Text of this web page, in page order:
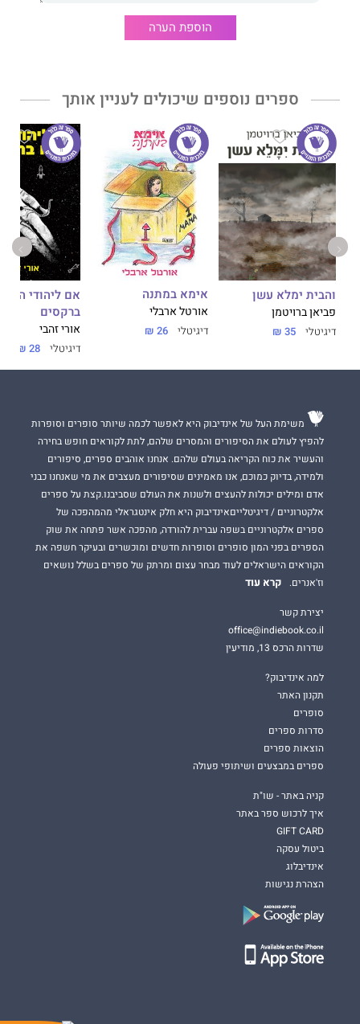
הוספת הערה
ספרים נוספים שיכולים לעניין אותך
והבית ימלא עשן
פביאן ברויטמן
דיגיטלי 35 ₪
אימא במתנה
אורטל ארבלי
דיגיטלי 26 ₪
אם ליהודי
ברקסים
אורי זהבי
דיגיטלי 28 ₪
משימת העל של אינדיבוק היא לאפשר לכמה שיותר סופרים וסופרות
להפיץ לעולם את הסיפורים והמסרים שלהם, לתת לקוראים חופש בחירה
והעשיר את כוח הקריאה בעולם שלהם. אנחנו אוהבים ספרים, סיפורים
ולמידה, בדיוק כמוכם, אנו מאמינים שסיפורים מעצבים את מי שאנחנו כבני
אדם ומילים יכולות להעצים ולשנות את העולם שסביבנו.קצת על ספרים
אלקטרוניים / דיגיטלייםאינדיבוק היא חלק אינטגראלי מהמהפכה של
ספרים אלקטרוניים בשפה עברית להורדה, מהפכה אשר פתחה את שוק
הספרים בפני המון סופרים וסופרות חדשים ומוכשרים ובעיקר חשפה את
הקוראים הישראלים לעוד מבחר עצום ומרתק של ספרים בשלל נושאים
וז'אנרים.
קרא עוד
יצירת קשר
office@indiebook.co.il
שדרות הרכס 13, מודיעין
למה אינדיבוק?
תקנון האתר
סופרים
סדרות ספרים
הוצאות ספרים
ספרים במבצעים ושיתופי פעולה
קניה באתר - שו"ת
איך לרכוש ספר באתר
GIFT CARD
ביטול עסקה
אינדיבלוג
הצהרת נגישות